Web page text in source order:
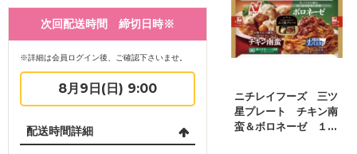
次回配送時間 締切日時※
※詳細は会員ログイン後、ご確認下さいませ。
8月9日(日) 9:00
配送時間詳細
ニチレイフーズ 三ツ
星プレート チキン南
蛮＆ボロネーゼ １...